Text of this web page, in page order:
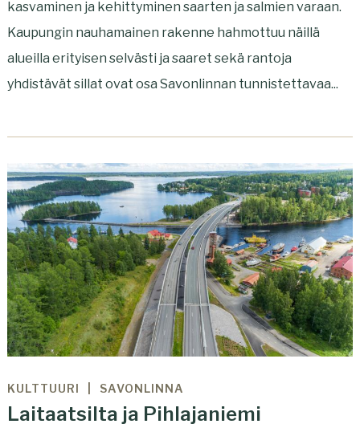
kasvaminen ja kehittyminen saarten ja salmien varaan.
Kaupungin nauhamainen rakenne hahmottuu näillä
alueilla erityisen selvästi ja saaret sekä rantoja
yhdistävät sillat ovat osa Savonlinnan tunnistettavaa...
KULTTUURI SAVONLINNA
Laitaatsilta ja Pihlajaniemi